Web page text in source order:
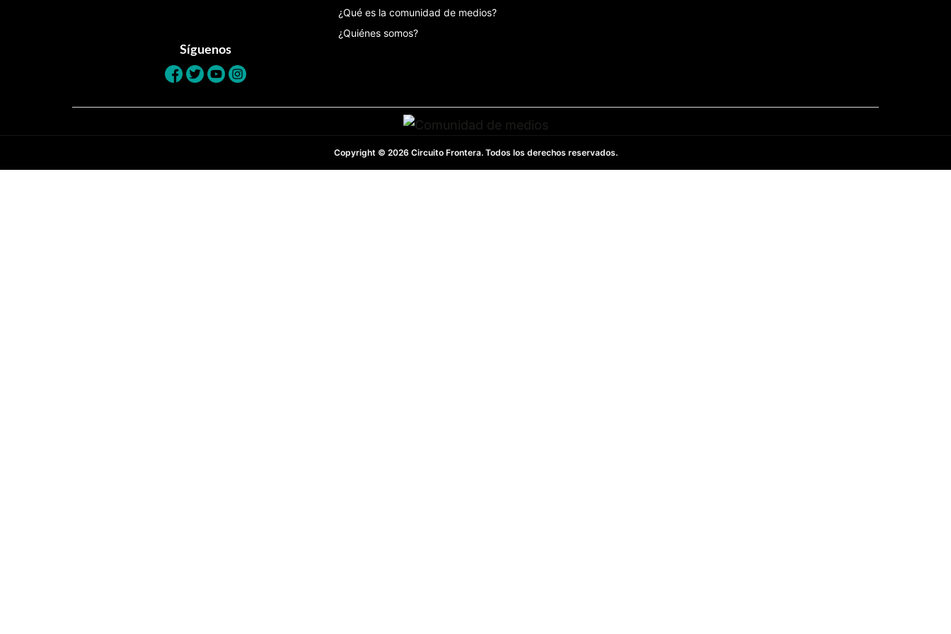
Síguenos
¿Qué es la comunidad de medios?
¿Quiénes somos?
Copyright © 2026 Circuito Frontera. Todos los derechos reservados.